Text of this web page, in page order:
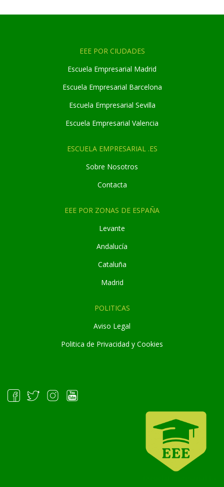
EEE POR CIUDADES
Escuela Empresarial Madrid
Escuela Empresarial Barcelona
Escuela Empresarial Sevilla
Escuela Empresarial Valencia
ESCUELA EMPRESARIAL .ES
Sobre Nosotros
Contacta
EEE POR ZONAS DE ESPAÑA
Levante
Andalucía
Cataluña
Madrid
POLITICAS
Aviso Legal
Politica de Privacidad y Cookies